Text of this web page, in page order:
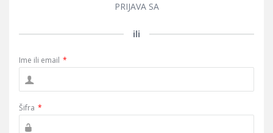
PRIJAVA SA
ili
Ime ili email *
Šifra *